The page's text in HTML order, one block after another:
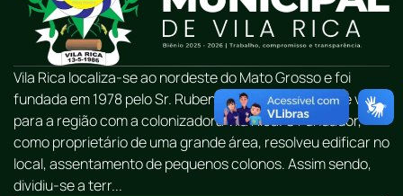
Vila Rica localiza-se ao nordeste do Mato Grosso e foi
fundada em 1978 pelo Sr. Rubens Rezende Peres, que veio
para a região com a colonizadora Vila Rica. O Fundador,
como proprietário de uma grande área, resolveu edificar no
local, assentamento de pequenos colonos. Assim sendo,
dividiu-se a terr...